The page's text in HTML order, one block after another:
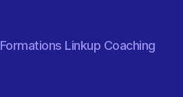
Formations Linkup Coaching